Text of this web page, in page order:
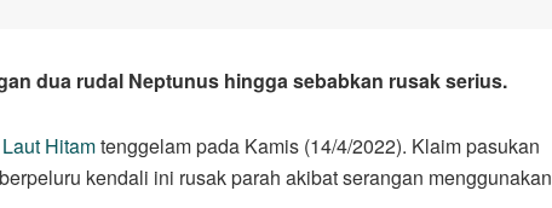
dua rudal Neptunus hingga sebabkan rusak serius.
Laut Hitamtenggelam pada Kamis (14/4/2022). Klaim pasukan
kendali ini rusak parah akibat serangan menggunakan